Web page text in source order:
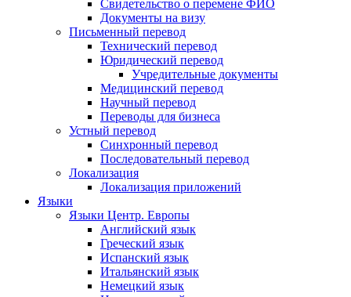
Свидетельство о перемене ФИО
Документы на визу
Письменный перевод
Технический перевод
Юридический перевод
Учредительные документы
Медицинский перевод
Научный перевод
Переводы для бизнеса
Устный перевод
Синхронный перевод
Последовательный перевод
Локализация
Локализация приложений
Языки
Языки Центр. Европы
Английский язык
Греческий язык
Испанский язык
Итальянский язык
Немецкий язык